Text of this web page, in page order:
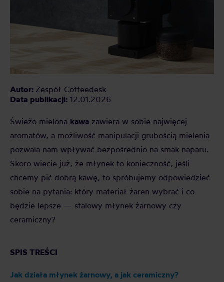
Autor: Zespół Coffeedesk
Data publikacji: 12.01.2026
Świeżo mielona kawa zawiera w sobie najwięcej
aromatów, a możliwość manipulacji grubością mielenia
pozwala nam wpływać bezpośrednio na smak naparu.
Skoro wiecie już, że młynek to konieczność, jeśli
chcemy pić dobrą kawę, to spróbujemy odpowiedzieć
sobie na pytania: który materiał żaren wybrać i co
będzie lepsze — stalowy młynek żarnowy czy
ceramiczny?
SPIS TREŚCI
Jak działa młynek żarnowy, a jak ceramiczny?